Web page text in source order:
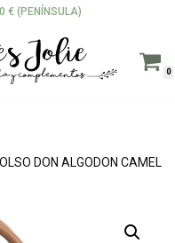
€ (PENÍNSULA)
0
DON ALGODON CAMEL